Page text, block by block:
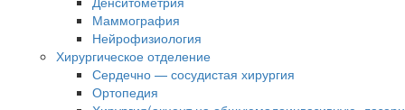
Маммография
Нейрофизиология
Хирургическое отделение
Сердечно — сосудистая хирургия
Ортопедия